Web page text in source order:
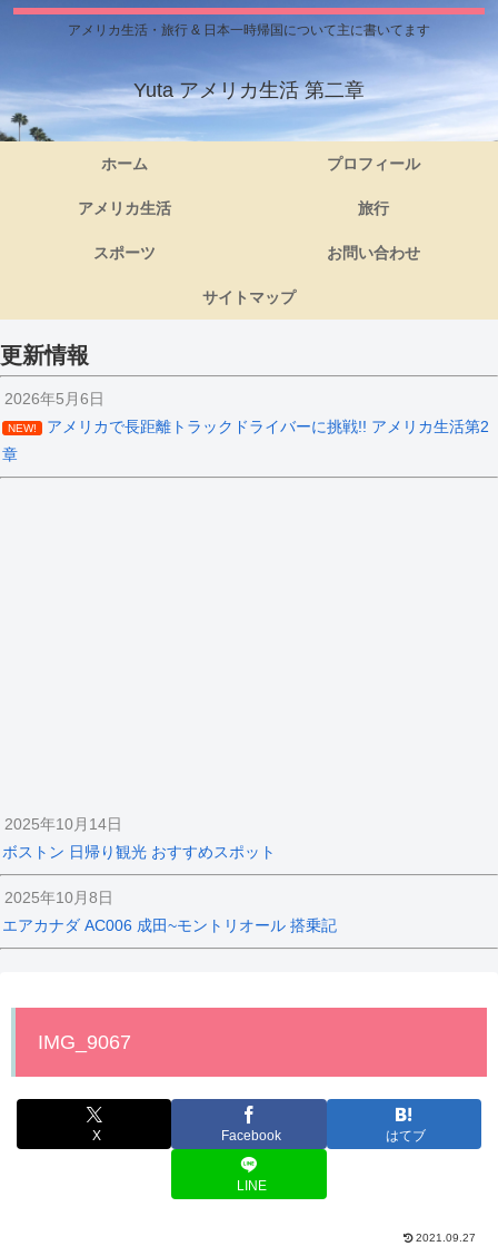
アメリカ生活・旅行 & 日本一時帰国について主に書いてます
Yuta アメリカ生活 第二章
ホーム プロフィール
アメリカ生活 旅行
スポーツ お問い合わせ
サイトマップ
更新情報
2026年5月6日
NEW!
アメリカで長距離トラックドライバーに挑戦!! アメリカ生活第2
章
2025年10月14日
ボストン 日帰り観光 おすすめスポット
2025年10月8日
エアカナダ AC006 成田~モントリオール 搭乗記
IMG_9067
X Facebook はてブ
LINE
2021.09.27